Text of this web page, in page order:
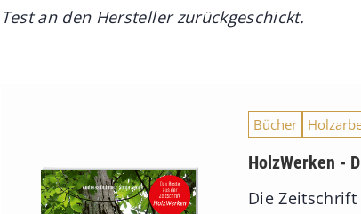
Test an den Hersteller zurückgeschickt.
Bücher
HolzWerken -
Die Zeitschrift